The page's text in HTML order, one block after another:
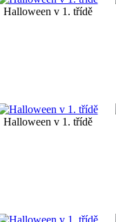
Halloween v 1. třídě
Halloween v 1. třídě